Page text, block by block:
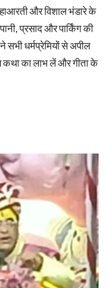
और विशाल भंडारे के
प्रसाद और पार्किंग की
सभी धर्मप्रेमियों से अपील
कथा का लाभ लें और गीता के